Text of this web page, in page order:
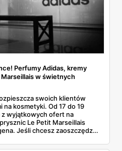
Perfumy Adidas, kremy
w świetnych
swoich klientów
kosmetyki. Od 17 do 19
wyjątkowych ofert na
Le Petit Marseillais
Jeśli chcesz zaoszczędzić